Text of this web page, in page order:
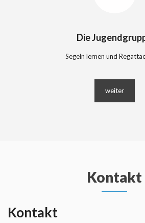
Die
Segeln lernen und
weiter
Kontakt
Kontakt